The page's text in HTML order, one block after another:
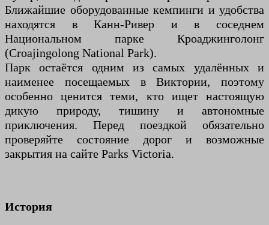
Ближайшие оборудованные кемпинги и удобства
находятся в Канн-Ривер и в соседнем
Национальном парке Кроаджинголонг
(Croajingolong National Park).
Парк остаётся одним из самых удалённых и
наименее посещаемых в Виктории, поэтому
особенно ценится теми, кто ищет настоящую
дикую природу, тишину и автономные
приключения. Перед поездкой обязательно
проверяйте состояние дорог и возможные
закрытия на сайте Parks Victoria.
История